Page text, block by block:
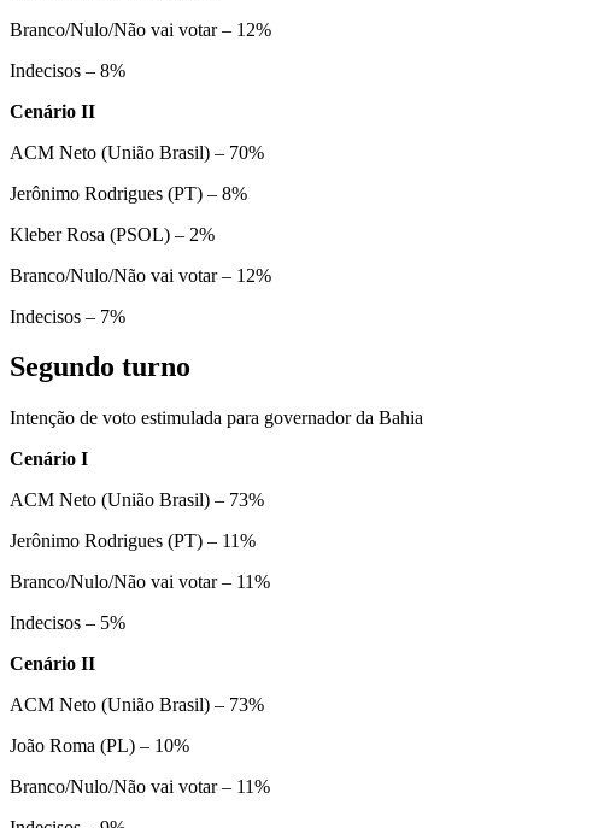
Branco/Nulo/Não vai votar – 12%
Indecisos – 8%
Cenário II
ACM Neto (União Brasil) – 70%
Jerônimo Rodrigues (PT) – 8%
Kleber Rosa (PSOL) – 2%
Branco/Nulo/Não vai votar – 12%
Indecisos – 7%
Segundo turno
Intenção de voto estimulada para governador da Bahia
Cenário I
ACM Neto (União Brasil) – 73%
Jerônimo Rodrigues (PT) – 11%
Branco/Nulo/Não vai votar – 11%
Indecisos – 5%
Cenário II
ACM Neto (União Brasil) – 73%
João Roma (PL) – 10%
Branco/Nulo/Não vai votar – 11%